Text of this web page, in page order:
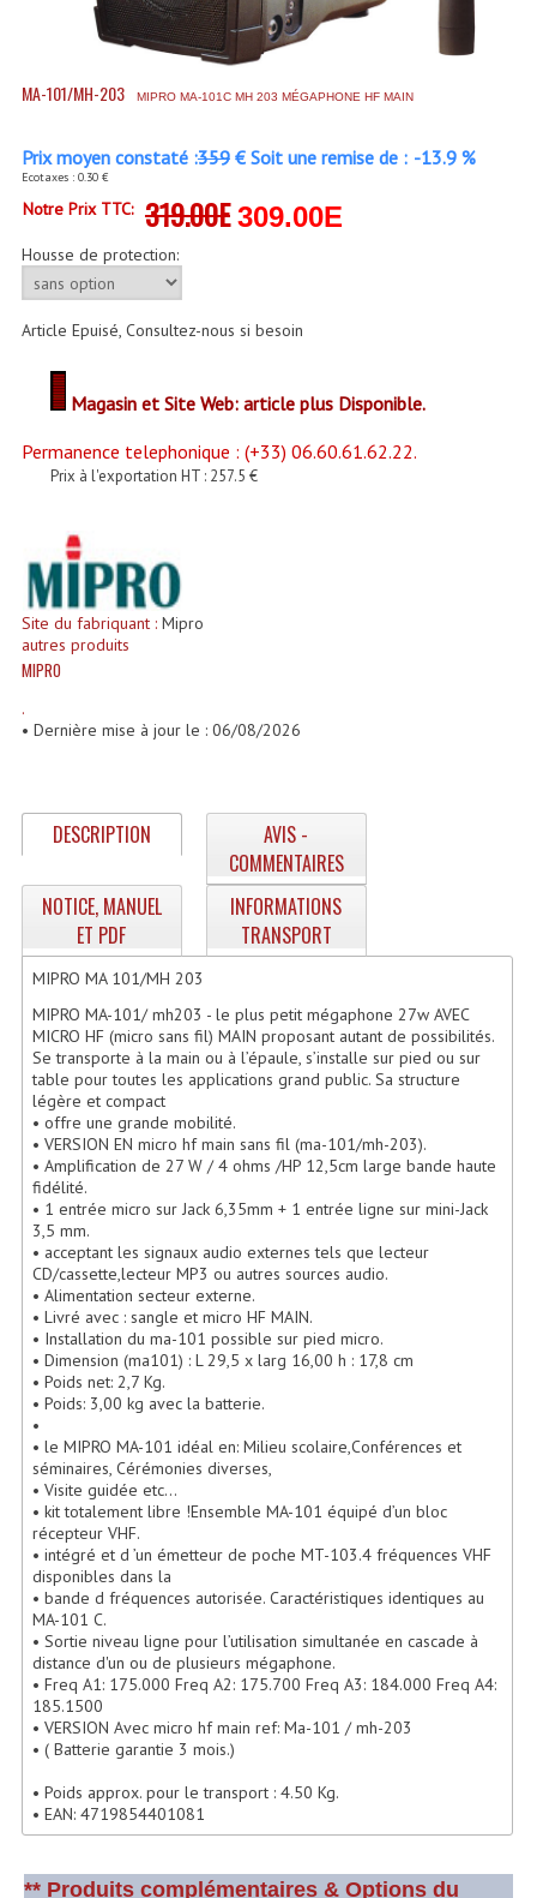
Amplificateurs
Amplificateurs Multi-Canaux
Casques Stéréo
Compresseurs , Limiteurs , Noise Gate
Enceintes Et Caissons Basses
Enceintes Amplifiées Actives
Enceintes, Système Amplifiés
Caisson De Basse Amplifié
Enceintes (Ecoutes De Studio)
Enceintes Hifi
Enceintes Monitoring
Filtres Actifs, Correcteurs
Haut-Parleurs Moteurs Tweeters Filtres
Haut Parleurs Sono
Filtres Passifs
Haut-Parleurs Amplis Guitare
Lecteurs Audio & Sources
Platines Disque Vinyles
Lecteurs Double Cd Mixage Intégrée
Lecteurs Lasers Simple Et Mp3 (rack 19")
Digital Package Et Logiciel
Enregistreur Numérique
Limiteur De Niveau Sonore
MA-101/MH-203 MIPRO MA-101C MH 203 MÉGAPHONE HF MAIN
Prix moyen constaté :359€ Soit une remise de : -13.9 %
Ecotaxes : 0.30 €
Notre Prix TTC: 319.00E 309.00E
Housse de protection:
Article Epuisé, Consultez-nous si besoin
Magasin et Site Web: article plus Disponible.
Permanence telephonique : (+33) 06.60.61.62.22.
Prix à l'exportation HT : 257.5 €
Site du fabriquant :Mipro
autres produits
MIPRO
.
• Dernière mise à jour le : 06/08/2026
DESCRIPTION
AVIS -
COMMENTAIRES
NOTICE, MANUEL
ET PDF
INFORMATIONS
TRANSPORT
MIPRO MA 101/MH 203
MIPRO MA-101/ mh203 - le plus petit mégaphone 27w AVEC
MICRO HF (micro sans fil) MAIN proposant autant de possibilités.
Se transporte à la main ou à l’épaule, s’installe sur pied ou sur
table pour toutes les applications grand public. Sa structure
légère et compact
• offre une grande mobilité.
• VERSION EN micro hf main sans fil (ma-101/mh-203).
• Amplification de 27 W / 4 ohms /HP 12,5cm large bande haute
fidélité.
• 1 entrée micro sur Jack 6,35mm + 1 entrée ligne sur mini-Jack
3,5 mm.
• acceptant les signaux audio externes tels que lecteur
CD/cassette,lecteur MP3 ou autres sources audio.
• Alimentation secteur externe.
• Livré avec : sangle et micro HF MAIN.
• Installation du ma-101 possible sur pied micro.
• Dimension (ma101) : L 29,5 x larg 16,00 h : 17,8 cm
• Poids net: 2,7 Kg.
• Poids: 3,00 kg avec la batterie.
•
• le MIPRO MA-101 idéal en: Milieu scolaire,Conférences et
séminaires, Cérémonies diverses,
• Visite guidée etc...
• kit totalement libre !Ensemble MA-101 équipé d’un bloc
récepteur VHF.
• intégré et d ’un émetteur de poche MT-103.4 fréquences VHF
disponibles dans la
• bande d fréquences autorisée. Caractéristiques identiques au
MA-101 C.
• Sortie niveau ligne pour l’utilisation simultanée en cascade à
distance d'un ou de plusieurs mégaphone.
• Freq A1: 175.000 Freq A2: 175.700 Freq A3: 184.000 Freq A4:
185.1500
• VERSION Avec micro hf main ref: Ma-101 / mh-203
• ( Batterie garantie 3 mois.)
• Poids approx. pour le transport : 4.50 Kg.
• EAN: 4719854401081
** Produits complémentaires & Options du